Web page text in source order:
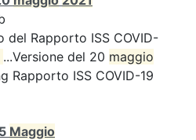
del Rapporto ISS COVID-
...Versione del 20 maggio
Rapporto ISS COVID-19
Maggio